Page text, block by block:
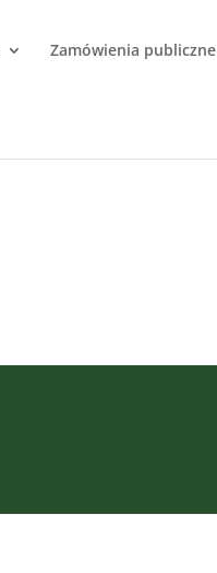
Zamówienia publiczne